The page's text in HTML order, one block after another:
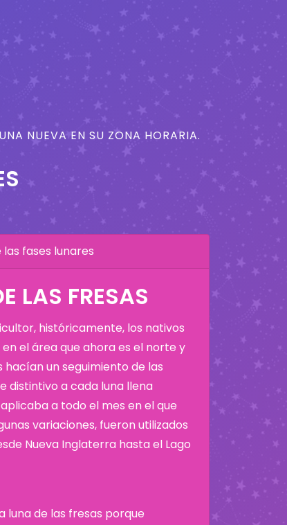
NUEVA EN SU ZONA HORARIA.
fases lunares
LAS FRESAS
históricamente, los nativos
el área que ahora es el norte y
hacían un seguimiento de las
distintivo a cada luna llena
a todo el mes en el que
variaciones, fueron utilizados
Nueva Inglaterra hasta el Lago
luna de las fresas porque